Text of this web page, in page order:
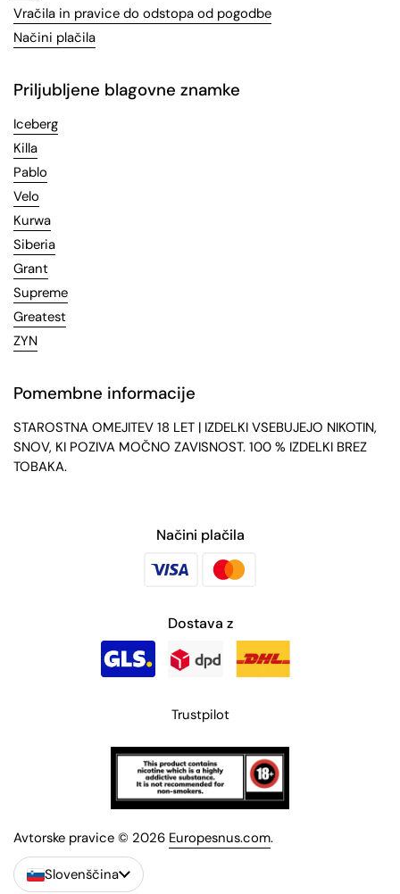
Vračila in pravice do odstopa od pogodbe
Načini plačila
Priljubljene blagovne znamke
Iceberg
Killa
Pablo
Velo
Kurwa
Siberia
Grant
Supreme
Greatest
ZYN
Pomembne informacije
STAROSTNA OMEJITEV 18 LET | IZDELKI VSEBUJEJO NIKOTIN,
SNOV, KI POZIVA MOČNO ZAVISNOST. 100 % IZDELKI BREZ
TOBAKA.
Načini plačila
Dostava z
Trustpilot
Avtorske pravice © 2026 Europesnus.com.
Slovenščina